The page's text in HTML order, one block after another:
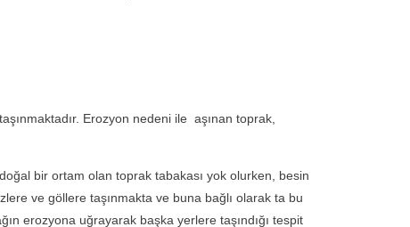
Erozyon nedeni ile aşınan toprak,
bir ortam olan toprak tabakası yok olurken, besin
ve göllere taşınmakta ve buna bağlı olarak ta bu
erozyona uğrayarak başka yerlere taşındığı tespit